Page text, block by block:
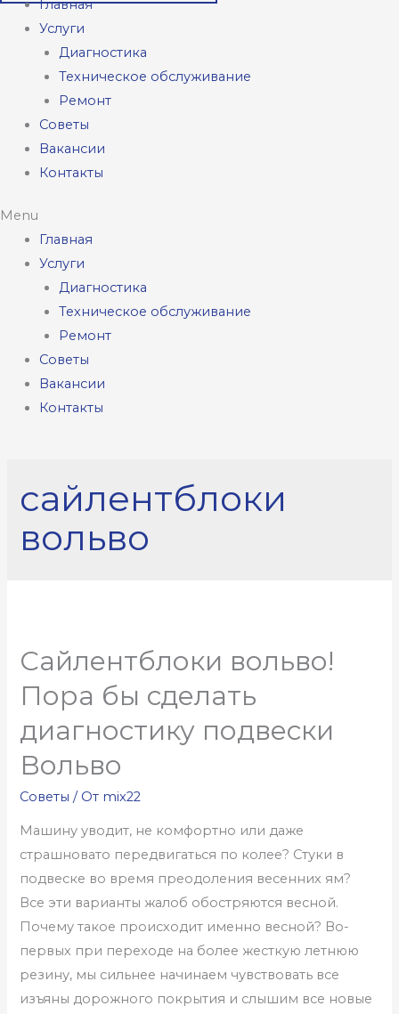
Главная
Услуги
Диагностика
Техническое обслуживание
Ремонт
Советы
Вакансии
Контакты
Menu
Главная
Услуги
Диагностика
Техническое обслуживание
Ремонт
Советы
Вакансии
Контакты
сайлентблоки
вольво
Сайлентблоки вольво!
Пора бы сделать
диагностику подвески
Вольво
Советы / От mix22
Машину уводит, не комфортно или даже
страшновато передвигаться по колее? Стуки в
подвеске во время преодоления весенних ям?
Все эти варианты жалоб обостряются весной.
Почему такое происходит именно весной? Во-
первых при переходе на более жесткую летнюю
резину, мы сильнее начинаем чувствовать все
изъяны дорожного покрытия и слышим все новые